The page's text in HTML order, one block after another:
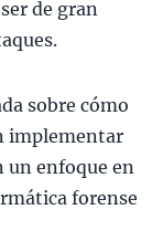
de gran
sobre cómo
implementar
un enfoque en
forense